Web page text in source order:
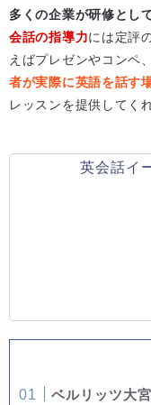
多くの企業が研修とし
会話の指導力には定評
えばプレゼンやコンペ
者が実際に英語を話す
レッスンを提供してく
英会話イ
ベルリッツ大